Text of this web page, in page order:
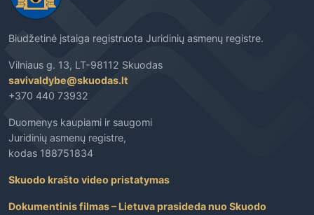
Biudžetinė įstaiga registruota Juridinių asmenų registre.
Vilniaus g. 13, LT-98112 Skuodas
savivaldybe@skuodas.lt
+370 440 73932
Duomenys kaupiami ir saugomi
Juridinių asmenų registre,
kodas 188751834
Skuodo krašto video pristatymas
Dokumentinis filmas – Lietuva prasideda nuo Skuodo